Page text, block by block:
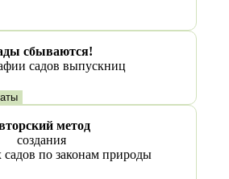
сбываются!
садов выпускниц
метод
создания
по законам природы